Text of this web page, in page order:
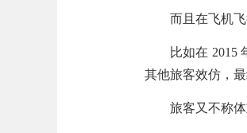
而且 在飞机
比如在 2015
其他旅客效仿，
旅客又不称